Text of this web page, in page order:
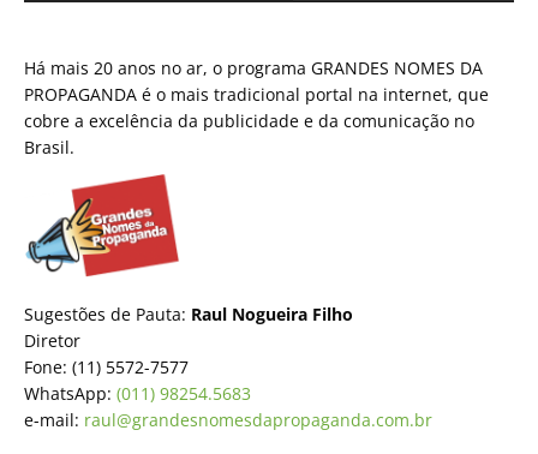
Há mais 20 anos no ar, o programa GRANDES NOMES DA
PROPAGANDA é o mais tradicional portal na internet, que
cobre a excelência da publicidade e da comunicação no
Brasil.
Sugestões de Pauta: Raul Nogueira Filho
Diretor
Fone: (11) 5572-7577
WhatsApp: (011) 98254.5683
e-mail: raul@grandesnomesdapropaganda.com.br